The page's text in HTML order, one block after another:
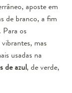
aposte em
de branco, a fim
os
mas
usadas na
de azul, de verde,